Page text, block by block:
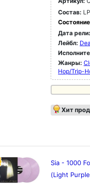
Состав: LP
Дата
Лейбл:
Жанры:
Hop/Trip-
Хит
Sia - 1000
(Light